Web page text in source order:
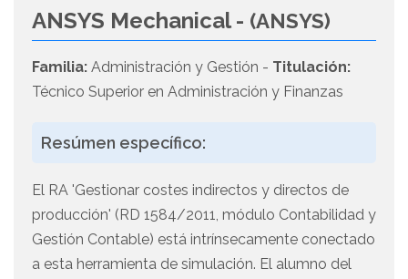
ANSYS Mechanical - (ANSYS)
Familia: Administración y Gestión - Titulación:
Técnico Superior en Administración y Finanzas
Resúmen específico:
El RA 'Gestionar costes indirectos y directos de
producción' (RD 1584/2011, módulo Contabilidad y
Gestión Contable) está intrínsecamente conectado
a esta herramienta de simulación. El alumno del